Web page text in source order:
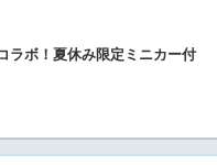
ラボ！夏休み限定ミニカー付